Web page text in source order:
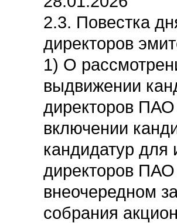
2.3. Повестка
директоров
1) О
выдвижении
директоров
включении
кандидатур для
директоров
внеочередном
собрания